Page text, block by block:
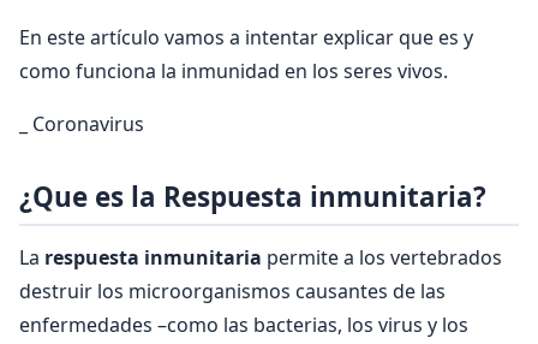
En este artículo vamos a intentar explicar que es y
como funciona la inmunidad en los seres vivos.
_ Coronavirus
¿Que es la Respuesta inmunitaria?
La respuesta inmunitaria permite a los vertebrados
destruir los microorganismos causantes de las
enfermedades –como las bacterias, los virus y los